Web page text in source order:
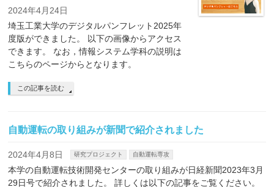
2024年4月24日
埼玉工業大学のデジタルパンフレット2025年
度版ができました。 以下の画像からアクセス
できます。 なお，情報システム学科の説明は
こちらのページからとなります。
この記事を読む
自動運転の取り組みが新聞で紹介されました
2024年4月8日 研究プロジェクト 自動運転専攻
本学の自動運転技術開発センターの取り組みが日経新聞2023年3月
29日号で紹介されました。 詳しくは以下の記事をご覧ください。